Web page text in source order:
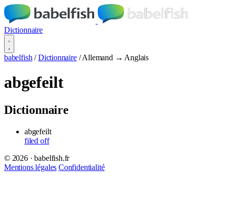
Dictionnaire
babelfish / Dictionnaire / Allemand → Anglais
abgefeilt
Dictionnaire
abgefeilt
filed off
© 2026 · babelfish.fr
Mentions légales Confidentialité